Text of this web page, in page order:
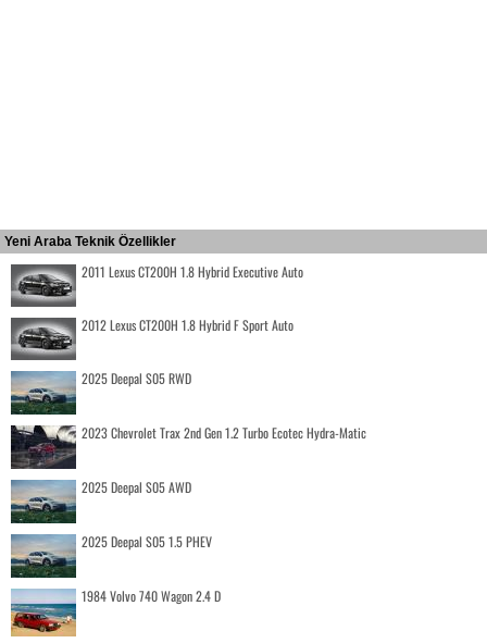
Yeni Araba Teknik Özellikler
2011 Lexus CT200H 1.8 Hybrid Executive Auto
2012 Lexus CT200H 1.8 Hybrid F Sport Auto
2025 Deepal S05 RWD
2023 Chevrolet Trax 2nd Gen 1.2 Turbo Ecotec Hydra-Matic
2025 Deepal S05 AWD
2025 Deepal S05 1.5 PHEV
1984 Volvo 740 Wagon 2.4 D